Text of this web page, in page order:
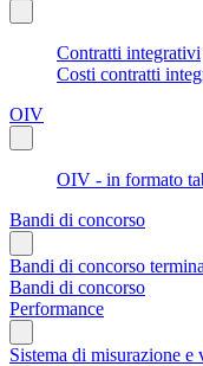
Contratti integrativi
Costi contratti
OIV
OIV - in formato
Bandi di concorso
Bandi di concorso
Bandi di concorso
Performance
Sistema di misurazione e